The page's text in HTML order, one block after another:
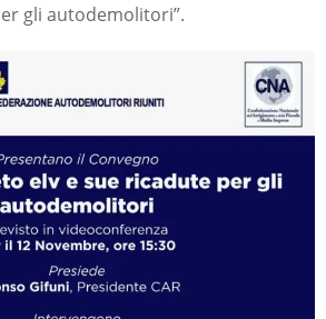
gli autodemolitori”.